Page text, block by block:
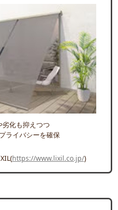
劣化も抑えつつ
ライバシーを確保
https://www.lixil.co.jp/)